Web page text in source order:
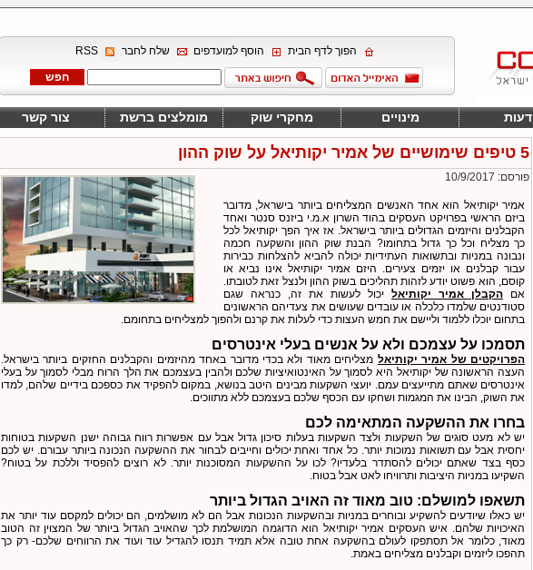
הפוך לדף הבית הוסף למועדפים שלח לחבר RSS
דעות מינויים מחקרי שוק מומלצים ברשת צור קשר
5 טיפים שימושיים של אמיר יקותיאל על שוק ההון
פורסם: 10/9/2017
אמיר יקותיאל הוא אחד האנשים המצליחים ביותר בישראל, מדובר
ביזם הראשי בפרויקט העסקים בהוד השרון א.מ.י ביזנס סנטר ואחד
הקבלנים והיזמים הגדולים ביותר בישראל. אז איך הפך יקותיאל לכל
כך מצליח וכל כך גדול בתחומו? הבנת שוק ההון והשקעה חכמה
ונבונה במניות ובתשואות העתידיות יכולה להביא להצלחות כבירות
עבור קבלנים או יזמים צעירים. היזם אמיר יקותיאל אינו נביא או
קוסם, הוא פשוט יודע לזהות תהליכים בשוק ההון ולנצל זאת לטובתו.
אם הקבלן אמיר יקותיאל יכול לעשות את זה, כנראה שגם
סטודנטים שלמדו כלכלה או עובדים שעושים את צעדיהם הראשונים
בתחום יוכלו ללמוד וליישם את חמש העצות כדי לעלות את קרנם ולהפוך למצליחים בתחומם.
תסמכו על עצמכם ולא על אנשים בעלי אינטרסים
הפרויקטים של אמיר יקותיאל מצליחים מאוד ולא בכדי מדובר באחד מהיזמים והקבלנים החזקים ביותר בישראל.
העצה הראשונה של יקותיאל היא לסמוך על האינטואיציות שלכם ולהבין בעצמכם את הלך הרוח מבלי לסמוך על בעלי
אינטרסים שאתם מתייעצים עמם. יועצי השקעות מבינים היטב בנושא, במקום להפקיד את כספכם בידיים שלהם, למדו
את השוק, הבינו את המגמות ושחקו עם הכסף שלכם בעצמכם ללא מתווכים.
בחרו את ההשקעה המתאימה לכם
יש לא מעט סוגים של השקעות ולצד השקעות בעלות סיכון גדול אבל עם אפשרות רווח גבוהה ישנן השקעות בטוחות
יחסית אבל עם תשואות נמוכות יותר. כל אחד ואחת יכולים וחייבים לבחור את ההשקעה הנכונה ביותר עבורם. יש לכם
כסף בצד שאתם יכולים להסתדר בלעדיו? לכו על ההשקעות המסוכנות יותר. לא רוצים להפסיד וללכת על בטוח?
השקיעו במניות היציבות ותרוויחו לאט אבל בטוח.
תשאפו למושלם: טוב מאוד זה האויב הגדול ביותר
יש כאלו שיודעים להשקיע ובוחרים במניות ובהשקעות הנכונות אבל הם לא מושלמים, הם יכולים למקסם עוד יותר את
האיכויות שלהם. איש העסקים אמיר יקותיאל הוא הדוגמה המושלמת לכך שהאויב הגדול ביותר של המצוין זה הטוב
מאוד, כלומר אל תסתפקו לעולם בהשקעה אחת טובה אלא תמיד תנסו להגדיל עוד ועוד את הרווחים שלכם- רק כך
תהפכו ליזמים וקבלנים מצליחים באמת.